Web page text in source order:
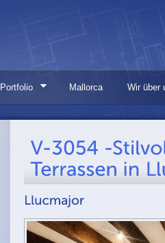
Portfolio Mallorca Wir über